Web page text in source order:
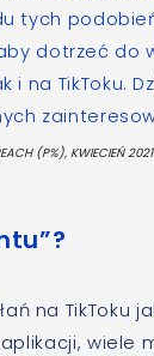
tych
dotrzeć do
na TikToku.
(P%), KWIECIEŃ 2021
na TikToku
wiele